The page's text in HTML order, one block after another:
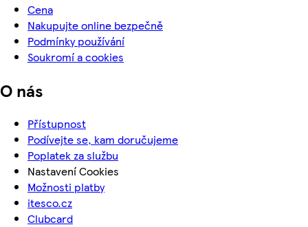
Cena
Nakupujte online bezpečně
Podmínky používání
Soukromí a cookies
O nás
Přístupnost
Podívejte se, kam doručujeme
Poplatek za službu
Nastavení Cookies
Možnosti platby
itesco.cz
Clubcard